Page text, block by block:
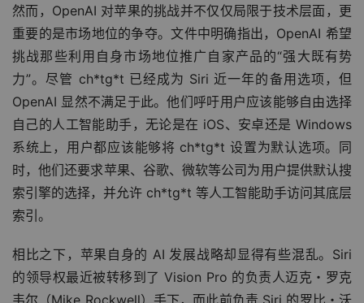
然而，OpenAI 对苹果的挑战并不仅仅局限于技术层面，更
重要的是市场地位的争夺。文件中明确指出，OpenAI 希望
挑战那些利用自身市场地位推广自家产品的“强大既有势
力”。尽管 ch*tg*t 已经成为 Siri 近一年的备用选项，但
OpenAI 显然不满足于此。他们呼吁用户应该能够自由选择
自己的人工智能助手，无论是在 iOS、安卓还是 Windows
系统上，用户都应该能够将 ch*tg*t 设置为默认选项。同
时，他们还要求苹果、谷歌、微软等公司为用户提供默认搜
索引擎的选择，并允许 ch*tg*t 等人工智能助手访问其底层
索引。
相比之下，苹果自身的 AI 发展战略却显得有些混乱。Siri
的领导权最近被转移到了 Vision Pro 的负责人迈克・罗克
韦尔（Mike Rockwell）手下，而此前负责 Siri 的罗比・沃